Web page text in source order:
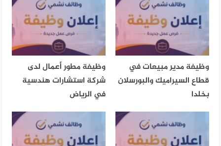
وظيفة مدير مبيعات في
قطاع السيراميك والبورسلان
بخلدا
وظيفة مطور أعمال لدى
شركة استشارات هندسية
في الرياض